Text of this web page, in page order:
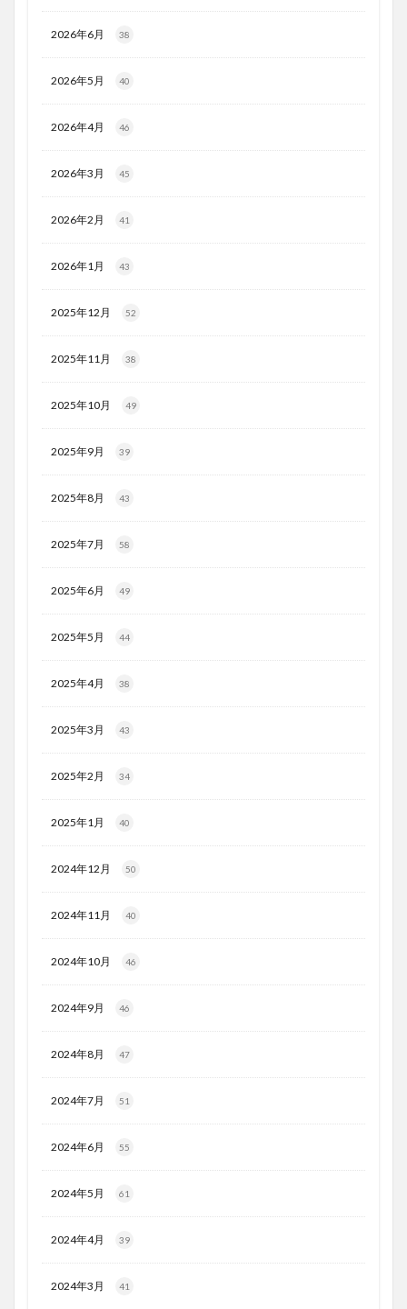
2026年6月 38
2026年5月 40
2026年4月 46
2026年3月 45
2026年2月 41
2026年1月 43
2025年12月 52
2025年11月 38
2025年10月 49
2025年9月 39
2025年8月 43
2025年7月 58
2025年6月 49
2025年5月 44
2025年4月 38
2025年3月 43
2025年2月 34
2025年1月 40
2024年12月 50
2024年11月 40
2024年10月 46
2024年9月 46
2024年8月 47
2024年7月 51
2024年6月 55
2024年5月 61
2024年4月 39
2024年3月 41